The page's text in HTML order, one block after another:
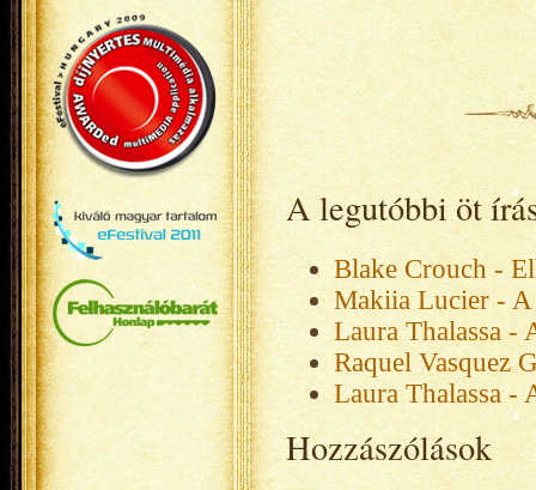
A legutóbbi öt
Blake Crouch -
Makiia Lucier - A
Laura Thalassa -
Raquel Vasquez
Laura Thalassa -
Hozzászólások